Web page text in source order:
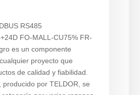
RS485
FO-MALL-CU75% FR-
es un componente
proyecto que
de calidad y fiabilidad.
producido por TELDOR, se